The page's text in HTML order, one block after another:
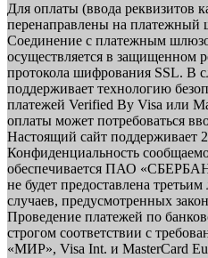
Для оплаты (ввода реквизитов
перенаправлены на
Соединение с платежным
осуществляется в защищенном
протокола шифрования SSL. В
поддерживает технологию
платежей Verified By Visa или
оплаты может потребоваться
Настоящий сайт поддерживает
Конфиденциальность
обеспечивается ПАО
не будет предоставлена
случаев, предусмотренных
Проведение платежей по
строгом соответствии с
«МИР», Visa Int. и MasterCard